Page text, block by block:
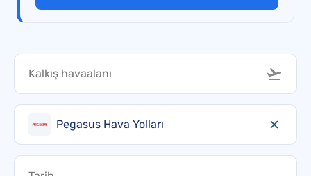
Pegasus Hava Yolları